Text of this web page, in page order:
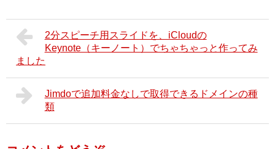
2分スピーチ用スライドを、iCloudの
Keynote（キーノート）でちゃちゃっと作ってみ
ました
Jimdoで追加料金なしで取得できるドメインの種
類